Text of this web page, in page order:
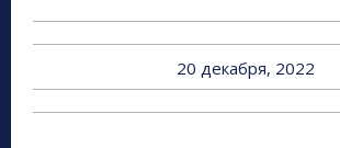
20 декабря, 2022